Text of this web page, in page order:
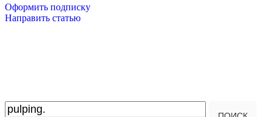
Оформить подписку
Направить статью
Введите текст для поиска...